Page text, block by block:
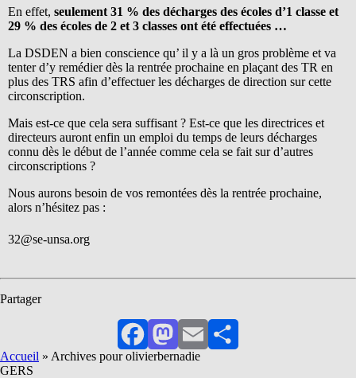
En effet, seulement 31 % des décharges des écoles d’1 classe et
29 % des écoles de 2 et 3 classes ont été effectuées …
La DSDEN a bien conscience qu’ il y a là un gros problème et va
tenter d’y remédier dès la rentrée prochaine en plaçant des TR en
plus des TRS afin d’effectuer les décharges de direction sur cette
circonscription.
Mais est-ce que cela sera suffisant ? Est-ce que les directrices et
directeurs auront enfin un emploi du temps de leurs décharges
connu dès le début de l’année comme cela se fait sur d’autres
circonscriptions ?
Nous aurons besoin de vos remontées dès la rentrée prochaine,
alors n’hésitez pas :
32@se-unsa.org
Partager
FacebookMastodon
EmailPartager
Accueil » Archives pour olivierbernadie
GERS